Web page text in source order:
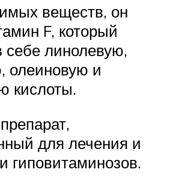
веществ, он
F, который
себе линолевую,
олеиновую и
кислоты.
для лечения и
гиповитаминозов.